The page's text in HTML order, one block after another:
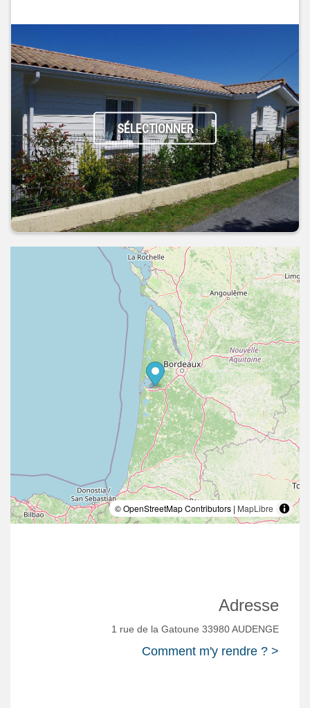
SÉLECTIONNER
© OpenStreetMap Contributors | MapLibre
Adresse
1 rue de la Gatoune 33980 AUDENGE
Comment m'y rendre ? >